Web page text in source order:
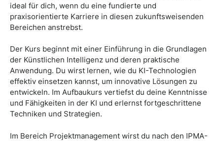
ideal für dich, wenn du eine fundierte und
praxisorientierte Karriere in diesen zukunftsweisenden
Bereichen anstrebst.
Der Kurs beginnt mit einer Einführung in die Grundlagen
der Künstlichen Intelligenz und deren praktische
Anwendung. Du wirst lernen, wie du KI-Technologien
effektiv einsetzen kannst, um innovative Lösungen zu
entwickeln. Im Aufbaukurs vertiefst du deine Kenntnisse
und Fähigkeiten in der KI und erlernst fortgeschrittene
Techniken und Strategien.
Im Bereich Projektmanagement wirst du nach den IPMA-